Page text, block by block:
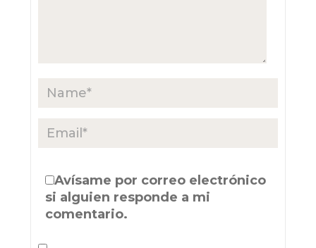
Avísame por correo electrónico
si alguien responde a mi
comentario.